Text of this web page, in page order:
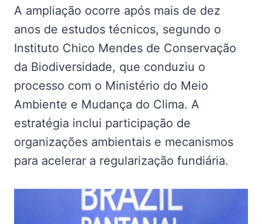
A ampliação ocorre após mais de dez
anos de estudos técnicos, segundo o
Instituto Chico Mendes de Conservação
da Biodiversidade, que conduziu o
processo com o Ministério do Meio
Ambiente e Mudança do Clima. A
estratégia inclui participação de
organizações ambientais e mecanismos
para acelerar a regularização fundiária.